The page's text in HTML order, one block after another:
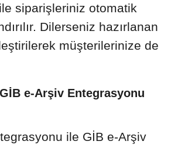
siparişleriniz otomatik
Dilerseniz hazırlanan
müşterilerinize de
e-Arşiv Entegrasyonu
ile GİB e-Arşiv